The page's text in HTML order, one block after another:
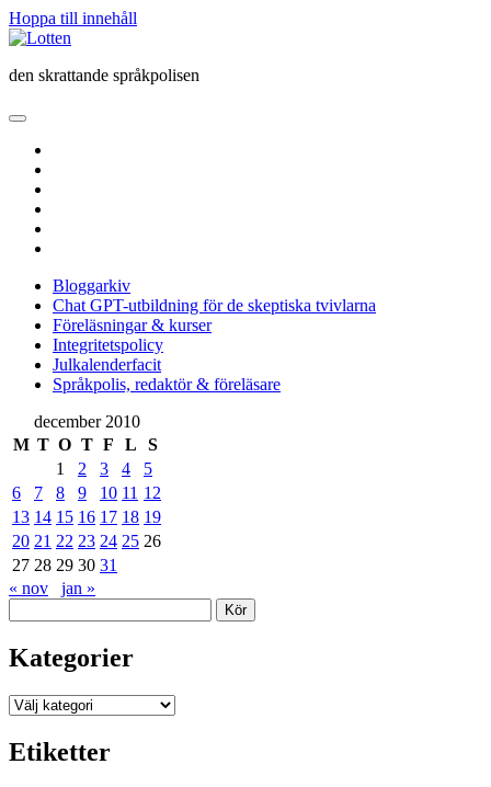
Hoppa till innehåll
Lotten
den skrattande språkpolisen
öppna
meny
Bloggarkiv
Chat GPT-utbildning för de skeptiska tvivlarna
Föreläsningar & kurser
Integritetspolicy
Julkalenderfacit
Språkpolis, redaktör & föreläsare
Sidopanel
december 2010
M T O T F L
S
1
2 3 4
5
6
7 8 9 10 11 12
13 14 15 16 17 18 19
20 21 22 23 24 25 26
27 28 29 30 31
« nov
jan »
Kategorier
Kategorier
Etiketter